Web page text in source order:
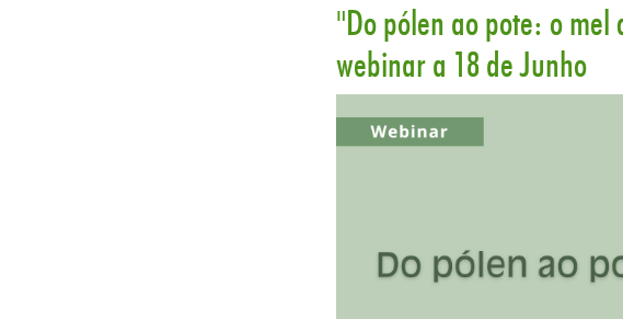
"Do pólen ao pote: o
webinar a 18 de Junho